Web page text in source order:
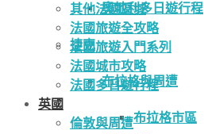
奧地利多日遊行程
捷克
布拉格與周遭
布拉格市區
其他法國區域
法國旅遊全攻略
法國旅遊入門系列
法國城市攻略
法國多日遊行程
英國
倫敦與周遭